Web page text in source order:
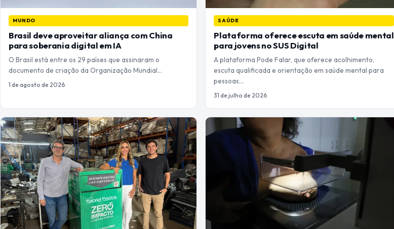
MUNDO
Brasil deve aproveitar aliança com China
para soberania digital em IA
O Brasil está entre os 29 países que assinaram o
documento de criação da Organização Mundial…
1 de agosto de 2026
SAÚDE
Plataforma oferece escuta em saúde mental
para jovens no SUS Digital
A plataforma Pode Falar, que oferece acolhimento,
escuta qualificada e orientação em saúde mental para
pessoas…
31 de julho de 2026